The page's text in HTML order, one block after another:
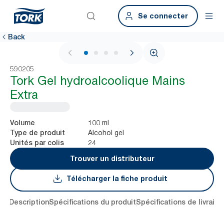
Se connecter
Back
1 / 4
590205
Tork Gel hydroalcoolique Mains
Extra
Volume 100 ml
Type de produit Alcohol gel
Unités par colis
24
Trouver un distributeur
Télécharger la fiche produit
DescriptionSpécifications du produitSpécifications de